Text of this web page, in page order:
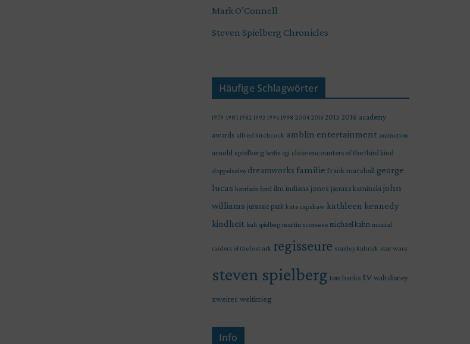
Mark O’Connell
Steven Spielberg Chronicles
Häufige Schlagwörter
1979 1981 1982 1993 1994 1998 2004 2014 2015 2016 academy
awards alfred hitchcock amblin entertainment animation
arnold spielberg berlin cgi close encounters of the third kind
doppelsalve dreamworks familie frank marshall george
lucas harrison ford ilm indiana jones janusz kaminski john
williams jurassic park kate capshaw kathleen kennedy
kindheit leah spielberg martin scorsese michael kahn musical
raiders of the lost ark regisseure stanley kubrick star wars
steven spielberg tom hanks tv walt disney
zweiter weltkrieg
Info